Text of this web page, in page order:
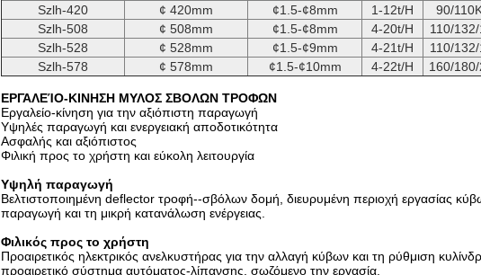
Szlh-420
¢ 420mm ¢1.5-¢8mm 1-12t/H 90/
Szlh-508
¢ 508mm ¢1.5-¢8mm 4-20t/H 110/
Szlh-528
¢ 528mm ¢1.5-¢9mm 4-21t/H 110/
Szlh-578
¢ 578mm ¢1.5-¢10mm 4-22t/H 160/
ΕΡΓΑΛΕΊΟ-ΚΙΝΗΣΗ ΜΥΛΟΣ ΣΒΟΛΩΝ ΤΡΟΦΩΝ
Εργαλείο-κίνηση για την αξιόπιστη παραγωγή
Υψηλές παραγωγή και ενεργειακή αποδοτικότητα
Ασφαλής και αξιόπιστος
Φιλική προς το χρήστη και εύκολη λειτουργία
Υψηλή παραγωγή
Βελτιστοποιημένη deflector τροφή--σβόλων δομή, διευρυμένη περιοχή εργασίας
παραγωγή και τη μικρή κατανάλωση ενέργειας.
Φιλικός προς το χρήστη
Προαιρετικός ηλεκτρικός ανελκυστήρας για την αλλαγή κύβων και τη ρύθμιση
προαιρετικό σύστημα αυτόματος-λίπανσης, σωζόμενο την εργασία.